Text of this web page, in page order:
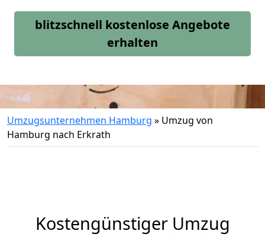
blitzschnell kostenlose Angebote
erhalten
Umzugsunternehmen Hamburg » Umzug von
Hamburg nach Erkrath
Kostengünstiger Umzug